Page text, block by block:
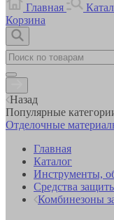
Главная
Корзина
Назад
Популярные
Отделочные
Главная
Каталог
Инструменты,
Средства
Комбинезоны